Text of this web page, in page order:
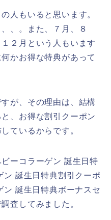
人もいると思います。
、。また、７月、８
２月という人もいます
かお得な特典があって
が、その理由は、結構
、お得な割引クーポン
ているからです。
ーコラーゲン 誕生日特
ン 誕生日特典割引クーポ
ン 誕生日特典ボーナスセ
査してみました。